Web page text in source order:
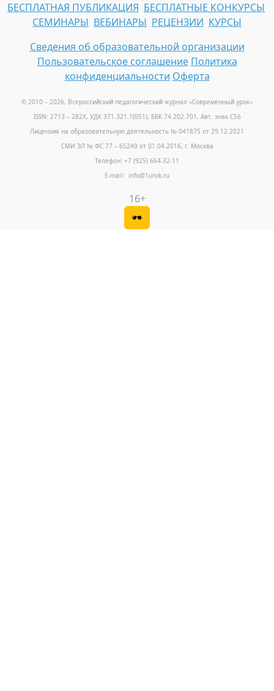
БЕСПЛАТНАЯ ПУБЛИКАЦИЯ БЕСПЛАТНЫЕ КОНКУРСЫ
СЕМИНАРЫ ВЕБИНАРЫ РЕЦЕНЗИИ КУРСЫ
Сведения об образовательной организации
Пользовательское соглашение Политика
конфиденциальности Оферта
© 2010 – 2026, Всероссийский педагогический журнал «Современный урок»
ISSN: 2713 – 282X, УДК 371.321.1(051), ББК 74.202.701, Авт. знак С56
Лицензия на образовательную деятельность № 041875 от 29.12.2021
СМИ ЭЛ № ФС 77 – 65249 от 01.04.2016, г. Москва
Телефон: +7 (925) 664-32-11
E-mail: info@1urok.ru
16+